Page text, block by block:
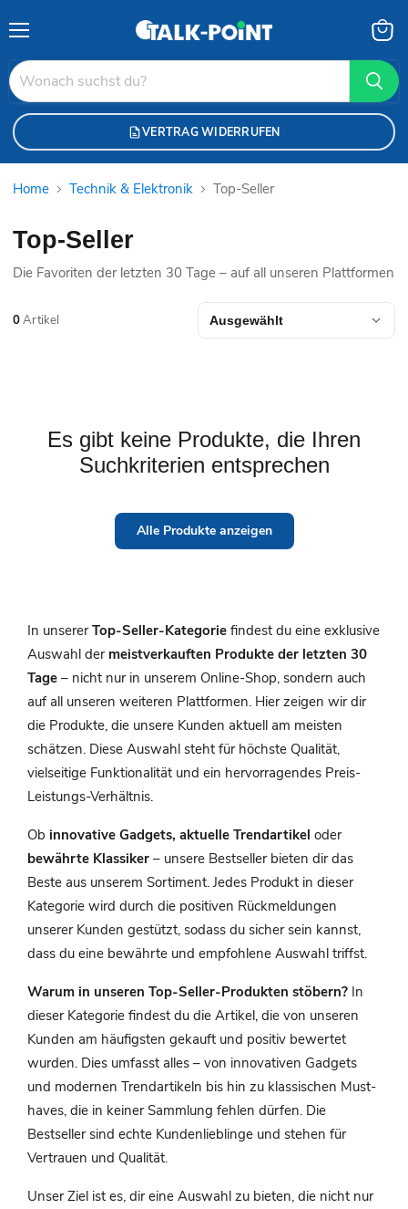
VERTRAG WIDERRUFEN
Home Technik & Elektronik Top-Seller
Top-Seller
Die Favoriten der letzten 30 Tage – auf all unseren Plattformen
0Artikel
Es gibt keine Produkte, die Ihren
Suchkriterien entsprechen
Alle Produkte anzeigen
In unsererTop-Seller-Kategorie findest du eine exklusive
Auswahl der meistverkauften Produkte der letzten 30
Tage – nicht nur in unserem Online-Shop, sondern auch
auf all unseren weiteren Plattformen. Hier zeigen wir dir
die Produkte, die unsere Kunden aktuell am meisten
schätzen. Diese Auswahl steht für höchste Qualität,
vielseitige Funktionalität und ein hervorragendes Preis-
Leistungs-Verhältnis.
Ob innovative Gadgets, aktuelle Trendartikel oder
bewährte Klassiker – unsere Bestseller bieten dir das
Beste aus unserem Sortiment. Jedes Produkt in dieser
Kategorie wird durch die positiven Rückmeldungen
unserer Kunden gestützt, sodass du sicher sein kannst,
dass du eine bewährte und empfohlene Auswahl triffst.
Warum in unseren Top-Seller-Produkten stöbern? In
dieser Kategorie findest du die Artikel, die von unseren
Kunden am häufigsten gekauft und positiv bewertet
wurden. Dies umfasst alles – von innovativen Gadgets
und modernen Trendartikeln bis hin zu klassischen Must-
haves, die in keiner Sammlung fehlen dürfen. Die
Bestseller sind echte Kundenlieblinge und stehen für
Vertrauen und Qualität.
Unser Ziel ist es, dir eine Auswahl zu bieten, die nicht nur